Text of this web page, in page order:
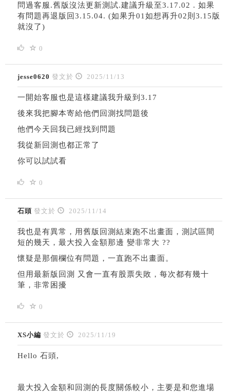
問過客服.舊版沒法更新測試.建議升級至3.17.02 . 如果
有問題再退版回3.15.04. (如果升01如想再升02則3.15版
就沒了)
0
jesse0620 發文於 2025/11/13
一開始客服也是這樣建議我升級到3.17
後來我把腳本寄給他們回測找問題後
他們今天回我已經找到問題
我從新回測也都正常了
你可以試試看
0
石頭 發文於 2025/11/14
我也是有異常，用舊版回測結束跑不出畫面，測試區間
短的幾天，最大投入金額那邊 變非常大 ??
懷疑是那個欄位有問題，一直跑不出畫面。
但用最新版回測 又會一直有股票失敗，每次都有幾十
筆，非常困擾
0
XS小編 發文於 2025/11/19
Hello 石頭,
最大投入金額和回測的長度關係較小，主要是和您進場